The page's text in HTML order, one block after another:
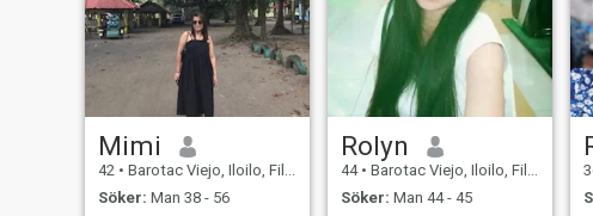
Mimi
42 • Barotac Viejo, Iloilo, Filippinerna
Söker: Man 38 - 56
Rolyn
44 • Barotac Viejo, Iloilo, Filippinerna
Söker: Man 44 - 45